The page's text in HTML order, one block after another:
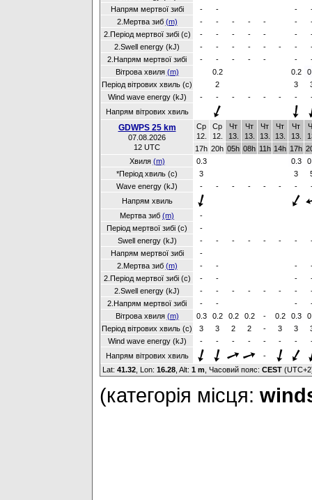
Напрям мертвої зибі
- - -
2.Мертва зиб (m) - - - - - -
2.Період мертвої зибі (с)
- - - - - -
2.Swell energy (kJ)
- - - - - - -
2.Напрям мертвої зибі
- - - - - -
Вітрова хвиля (m) 0.2 0.2
Період вітрових хвиль (с)
2 3
Wind wave energy (kJ)
- - - - - - -
Напрям вітрових хвиль
GDWPS 25 km
07.08.2026
12 UTC
Ср
12.
Ср
12.
Чт
13.
Чт
13.
Чт
13.
Чт
13.
Чт
13.
17h 20h 05h 08h 11h 14h 17h
Хвиля (m) 0.3 0.3
*Період хвиль (с)
3 3
Wave energy (kJ)
- - - - - - -
Напрям хвиль
Мертва зиб (m)
-
Період мертвої зибі (с)
-
Swell energy (kJ)
- - - - - - -
Напрям мертвої зибі
-
2.Мертва зиб (m) - - -
2.Період мертвої зибі (с)
- - -
2.Swell energy (kJ)
- - - - - - -
2.Напрям мертвої зибі
- - -
Вітрова хвиля (m) 0.3 0.2 0.2 0.2 - 0.2 0.3
Період вітрових хвиль (с)
3 3 2 2 - 3 3
Wind wave energy (kJ)
- - - - - - -
Напрям вітрових хвиль
-
Lat: 41.32 , Lon: 16.28 Alt: 1 m , Часовий пояс: CEST
(категорія місця: